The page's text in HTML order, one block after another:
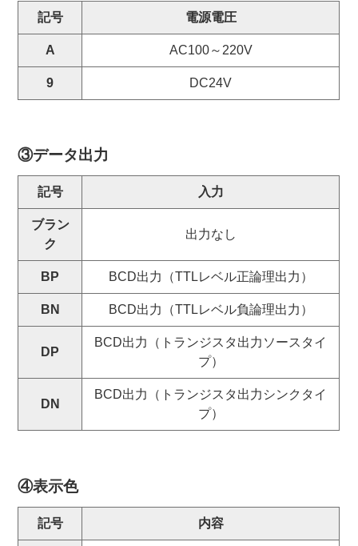
記号 電源電圧
A AC100～220V
9 DC24V
③データ出力
記号 入力
ブラン
ク
出力なし
BP BCD出力（TTLレベル正論理出力）
BN BCD出力（TTLレベル負論理出力）
DP
BCD出力（トランジスタ出力ソースタイ
プ）
DN
BCD出力（トランジスタ出力シンクタイ
プ）
④表示色
記号 内容